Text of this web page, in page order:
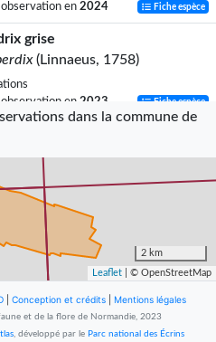
observation en 2024 Fiche espèce
grise
(Linnaeus, 1758)
en 2023 Fiche espèce
colchicusLinnaeus, 1758
en
argenté
Pontoppidan, 1763
ramier
dans la commune de
2 km
Leaflet | © OpenStreetMap
Conception et crédits Mentions légales
et de la flore de Normandie, 2023
, développé par le Parc national des Écrins